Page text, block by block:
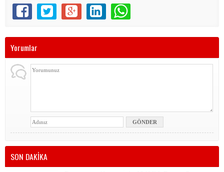
Yorumlar
SON DAKİKA